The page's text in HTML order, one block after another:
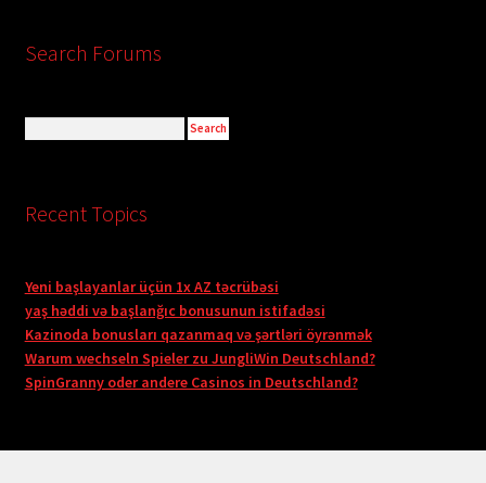
Search Forums
Recent Topics
Yeni başlayanlar üçün 1x AZ təcrübəsi
yaş həddi və başlanğıc bonusunun istifadəsi
Kazinoda bonusları qazanmaq və şərtləri öyrənmək
Warum wechseln Spieler zu JungliWin Deutschland?
SpinGranny oder andere Casinos in Deutschland?